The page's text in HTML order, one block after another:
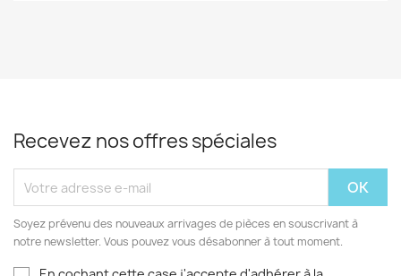
Recevez nos offres spéciales
Soyez prévenu des nouveaux arrivages de pièces en souscrivant à
notre newsletter. Vous pouvez vous désabonner à tout moment.